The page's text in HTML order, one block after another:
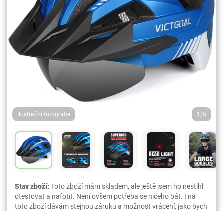
Ilustrační fotografie 1/5
Stav zboží:Toto zboží mám skladem, ale ještě jsem ho nestihl
otestovat a nafotit. Není ovšem potřeba se ničeho bát. I na
toto zboží dávám stejnou záruku a možnost vrácení, jako bych